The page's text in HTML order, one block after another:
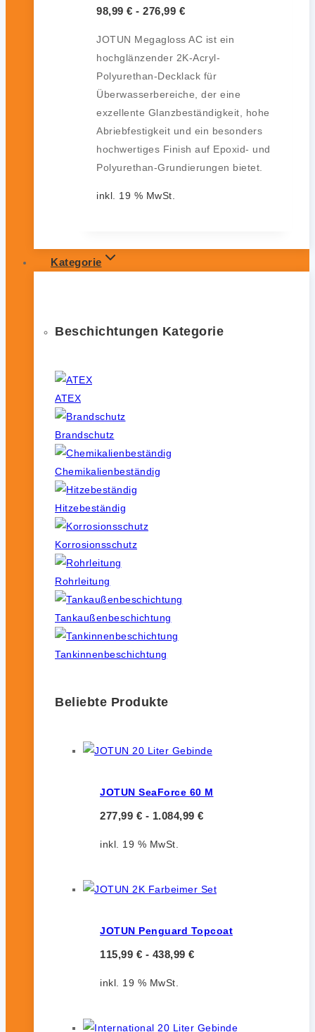
98,99 € - 276,99 €
JOTUN Megagloss AC ist ein
hochglänzender 2K-Acryl-
Polyurethan-Decklack für
Überwasserbereiche, der eine
exzellente Glanzbeständigkeit, hohe
Abriebfestigkeit und ein besonders
hochwertiges Finish auf Epoxid- und
Polyurethan-Grundierungen bietet.
inkl. 19 % MwSt.
Kategorie
Beschichtungen Kategorie
ATEX
Brandschutz
Chemikalienbeständig
Hitzebeständig
Korrosionsschutz
Rohrleitung
Tankaußenbeschichtung
Tankinnenbeschichtung
Beliebte Produkte
JOTUN SeaForce 60 M
277,99 € - 1.084,99 €
inkl. 19 % MwSt.
JOTUN Penguard Topcoat
115,99 € - 438,99 €
inkl. 19 % MwSt.